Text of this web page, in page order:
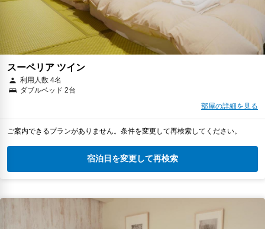
スーペリア ツイン
利用人数 4名
ダブルベッド 2台
部屋の詳細を見る
ご案内できるプランがありません。条件を変更して再検索してください。
宿泊日を変更して再検索